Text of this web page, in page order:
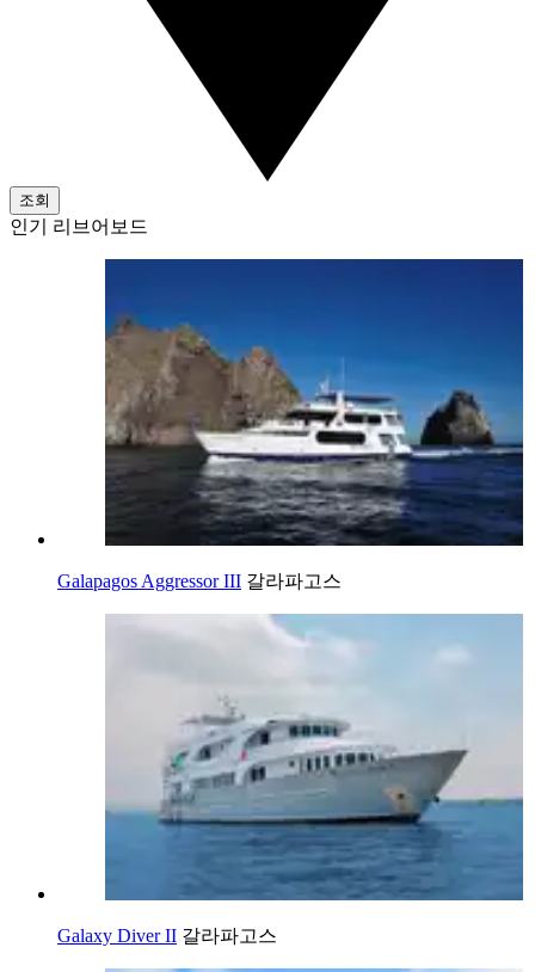
조회
인기 리브어보드
Galapagos Aggressor III 갈라파고스
Galaxy Diver II 갈라파고스